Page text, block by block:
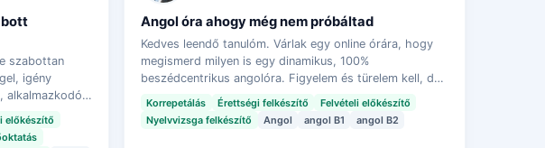
szabottan
igény
alkalmazkodó
hé…
előkészítő
Angol óra ahogy még nem próbáltad
Kedves leendő tanulóm. Várlak egy online órára, hogy
megismerd milyen is egy dinamikus, 100%
beszédcentrikus angolóra. Figyelem és türelem kell, de
megtaláljuk az utat hozzá, hidd el, nagyon fogod sz…
Korrepetálás Érettségi felkészítő
Felvételi előkészítő
Nyelvvizsga felkészítő
Angol angol B1 angol B2